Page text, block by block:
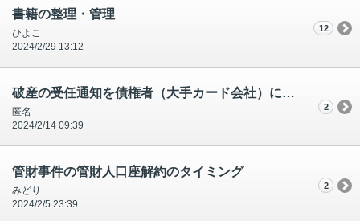
書籍の整理・管理
ひよこ
2024/2/29 13:12
12
破産の受任通知を債権者（大手カード会社）に送ったが返事がない
匿名
2024/2/14 09:39
2
管財事件の管財人口座解約のタイミング
みどり
2024/2/5 23:39
2